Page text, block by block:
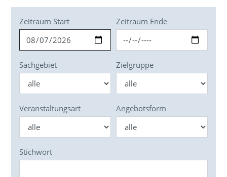
Zeitraum Start Zeitraum Ende
Sachgebiet Zielgruppe
Veranstaltungsart Angebotsform
Stichwort